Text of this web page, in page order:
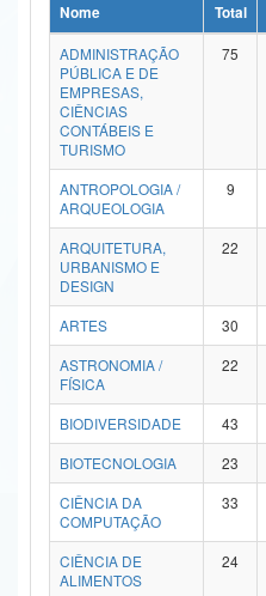
Ministério da Ciência, Tecnologia,
Ministério do Meio Ambiente
Ministério do Turismo
Ministério do Desenvolvimento Regional
Controladoria-Geral da União
Ministério da Mulher, da Família e dos
Secretaria de Governo
Advocacia-Geral da União
Banco Central do Brasil
Nome Total
ADMINISTRAÇÃO
PÚBLICA E DE
EMPRESAS,
CIÊNCIAS
CONTÁBEIS E
TURISMO
75
ANTROPOLOGIA /
ARQUEOLOGIA
9
ARQUITETURA,
URBANISMO E
DESIGN
22
ARTES 30
ASTRONOMIA /
FÍSICA
22
BIODIVERSIDADE 43
BIOTECNOLOGIA
23
CIÊNCIA DA
COMPUTAÇÃO
33
CIÊNCIA DE
ALIMENTOS
24